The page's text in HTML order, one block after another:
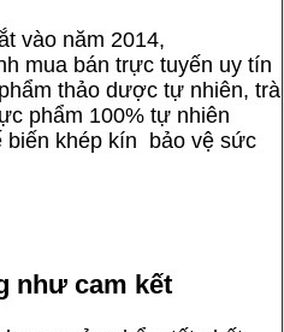
vào năm 2014,
mua bán trực tuyến uy tín
thảo dược tự nhiên, trà
phẩm 100% tự nhiên
biến khép kín bảo vệ sức
như cam kết